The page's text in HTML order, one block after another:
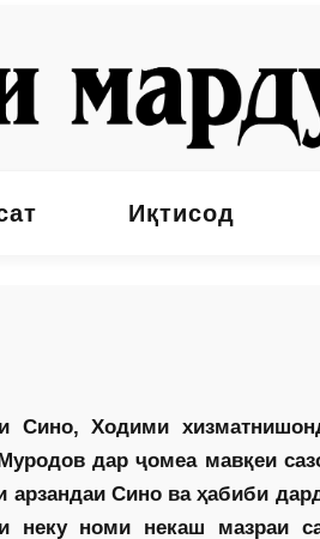
Иқтисод
Сино, Ходими
дар ҷомеа мавқеи
Сино ва ҳабиби
номи некаш мазраи